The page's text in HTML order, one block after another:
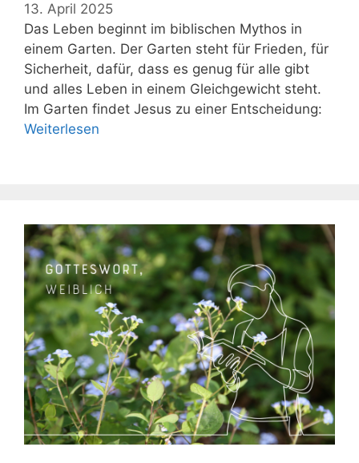
13. April 2025
Das Leben beginnt im biblischen Mythos in
einem Garten. Der Garten steht für Frieden, für
Sicherheit, dafür, dass es genug für alle gibt
und alles Leben in einem Gleichgewicht steht.
Im Garten findet Jesus zu einer Entscheidung:
Weiterlesen